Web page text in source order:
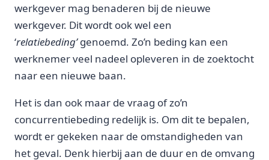
werkgever mag benaderen bij de nieuwe
werkgever. Dit wordt ook wel een
‘relatiebeding’genoemd. Zo’n beding kan een
werknemer veel nadeel opleveren in de zoektocht
naar een nieuwe baan.
Het is dan ook maar de vraag of zo’n
concurrentiebeding redelijk is. Om dit te bepalen,
wordt er gekeken naar de omstandigheden van
het geval. Denk hierbij aan de duur en de omvang